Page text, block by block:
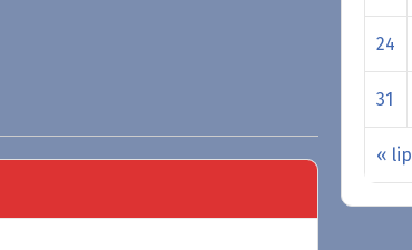
« lip
24
31